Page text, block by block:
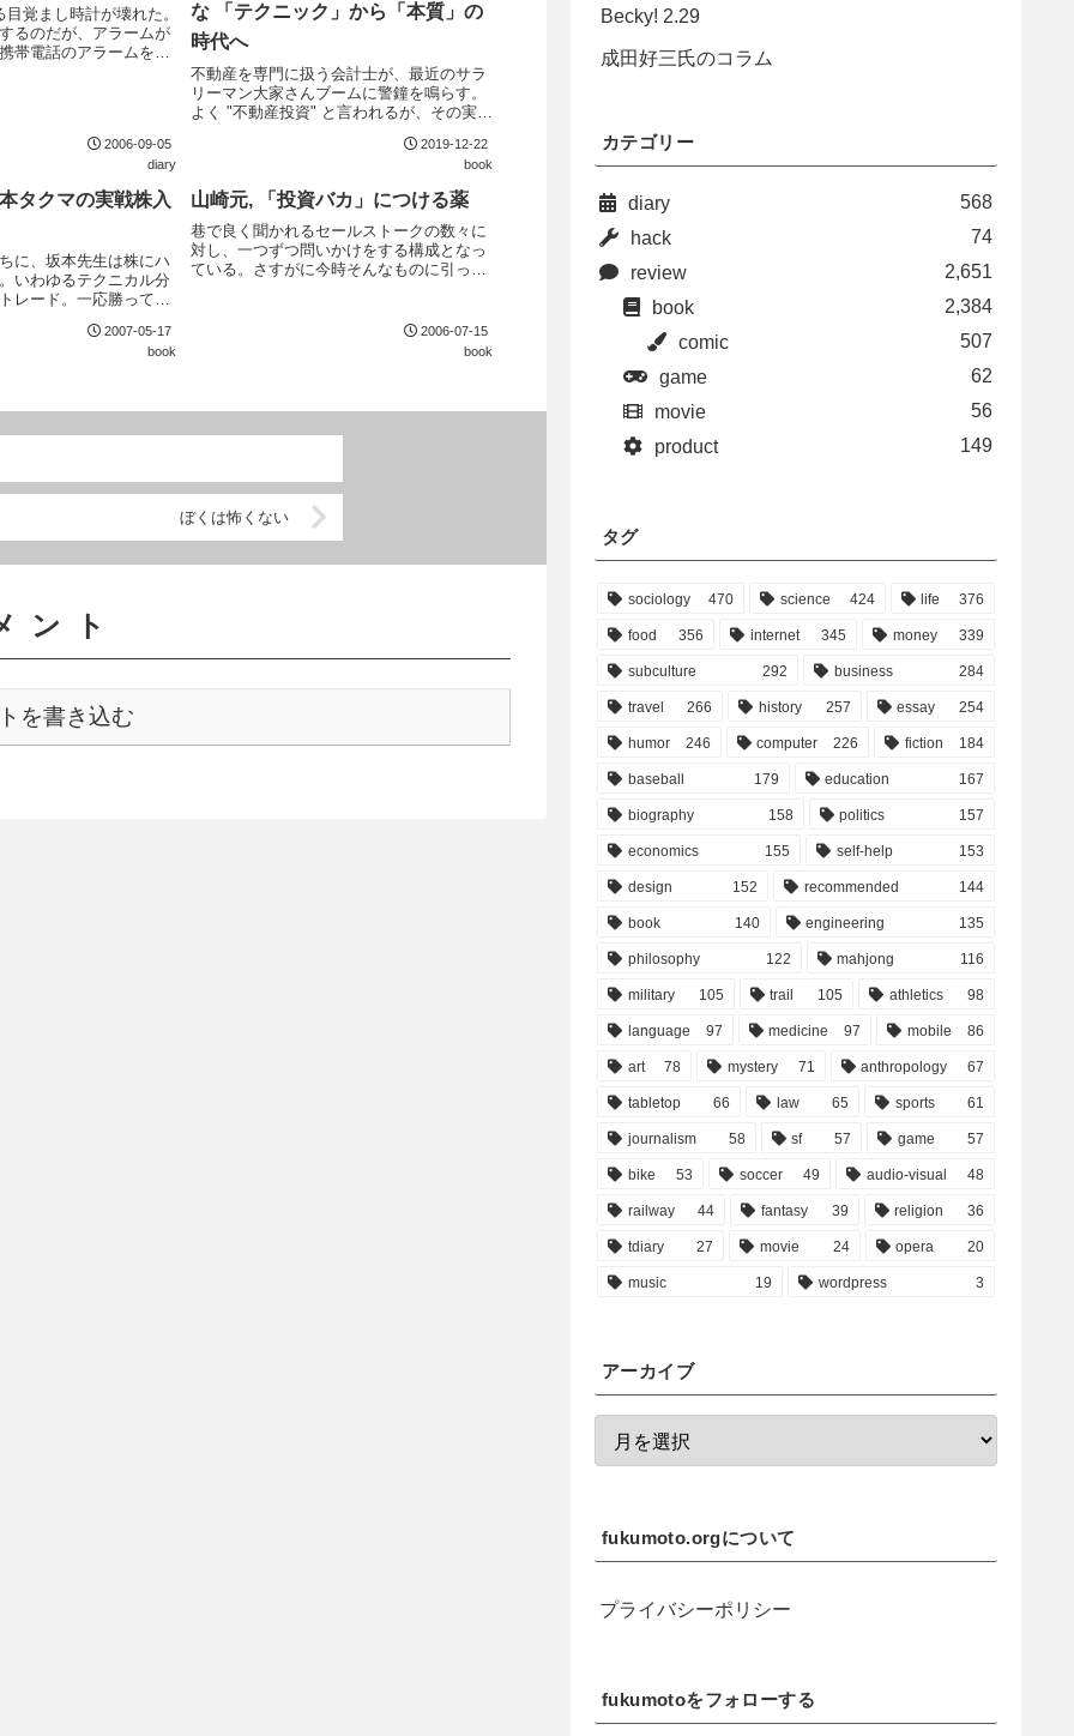
覚まし時計が壊れた。
るのだが、アラームが
帯電話のアラームをメ
2006-09-05
diary
な 「テクニック」から「本質」の
時代へ
不動産を専門に扱う会計士が、最近のサラ
リーマン大家さんブームに警鐘を鳴らす。
よく "不動産投資" と言われるが、その実態
完璧な必勝法などなく、法律や制度、社会
の変化に敏感な人でないと勝ち目はない。
不動産...
2019-12-22
book
タクマの実戦株入
に、坂本先生は株にハ
いわゆるテクニカル分
レード。一応勝ってい
れないので (それに
メンタルズ分析派だ) ...
2007-05-17
book
山崎元, 「投資バカ」につける薬
巷で良く聞かれるセールストークの数々に
対し、一つずつ問いかけをする構成となっ
ている。さすがに今時そんなものに引っか
スクを減らせるので、大きくリスクをとれ
2006-07-15
book
ぼくは怖くない
ント
を書き込む
Becky! 2.29
成田好三氏のコラム
カテゴリー
diary
568
hack
74
review
2,651
book
2,384
comic
507
game
62
movie
56
product
149
タグ
sociology 470 science 424 life 376
food 356 internet 345 money 339
subculture 292 business 284
travel 266 history 257 essay 254
humor 246 computer 226 fiction 184
baseball 179 education 167
biography 158 politics 157
economics 155 self-help 153
design 152 recommended 144
book 140 engineering 135
philosophy 122 mahjong 116
military 105 trail 105 athletics 98
language 97 medicine 97 mobile 86
art 78 mystery 71 anthropology 67
tabletop 66 law 65 sports 61
journalism 58 sf 57 game 57
bike 53 soccer 49 audio-visual 48
railway 44 fantasy 39 religion 36
tdiary 27 movie 24 opera 20
music 19 wordpress 3
アーカイブ
fukumoto.orgについて
プライバシーポリシー
fukumotoをフォローする